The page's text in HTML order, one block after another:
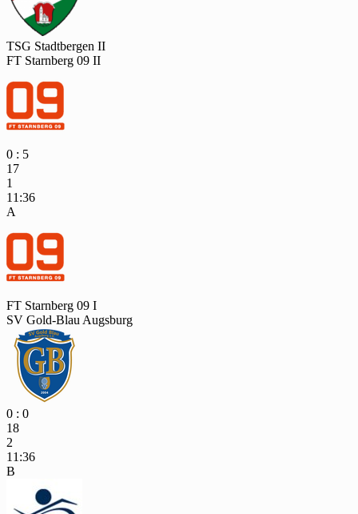
TSG Stadtbergen II
FT Starnberg 09 II
0 : 5
17
1
11:36
A
FT Starnberg 09 I
SV Gold-Blau Augsburg
0 : 0
18
2
11:36
B